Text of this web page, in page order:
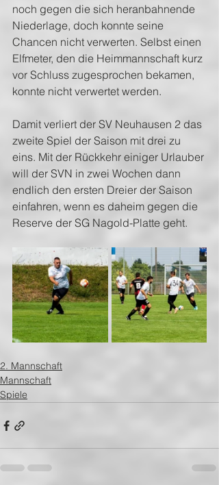
noch gegen die sich heranbahnende
Niederlage, doch konnte seine
Chancen nicht verwerten. Selbst einen
Elfmeter, den die Heimmannschaft kurz
vor Schluss zugesprochen bekamen,
konnte nicht verwertet werden.
Damit verliert der SV Neuhausen 2 das
zweite Spiel der Saison mit drei zu
eins. Mit der Rückkehr einiger Urlauber
will der SVN in zwei Wochen dann
endlich den ersten Dreier der Saison
einfahren, wenn es daheim gegen die
Reserve der SG Nagold-Platte geht.
2. Mannschaft
Mannschaft
Spiele